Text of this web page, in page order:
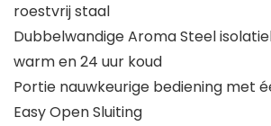
roestvrij staal
Dubbelwandige Aroma Steel
warm en 24 uur koud
Portie nauwkeurige bediening met
Easy Open Sluiting